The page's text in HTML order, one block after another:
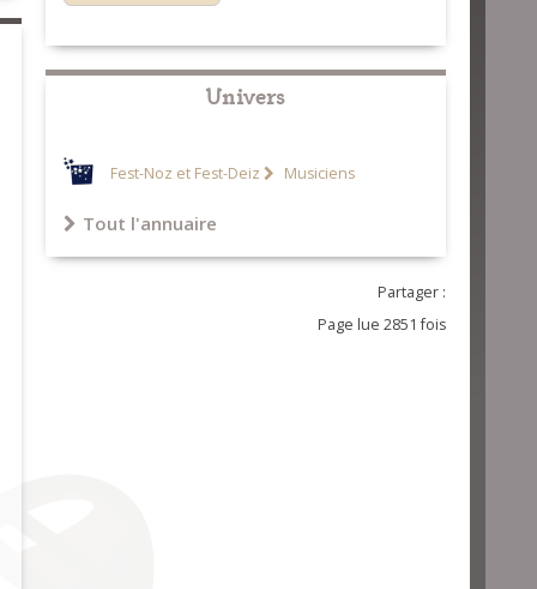
Univers
Fest-Noz et Fest-Deiz Musiciens
Tout l'annuaire
Partager :
Page lue 2851 fois